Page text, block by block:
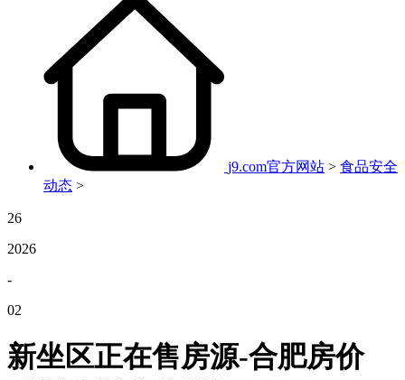
j9.com官方网站 > 食品安全
动态 >
26
2026
-
02
新坐区正在售房源-合肥房价